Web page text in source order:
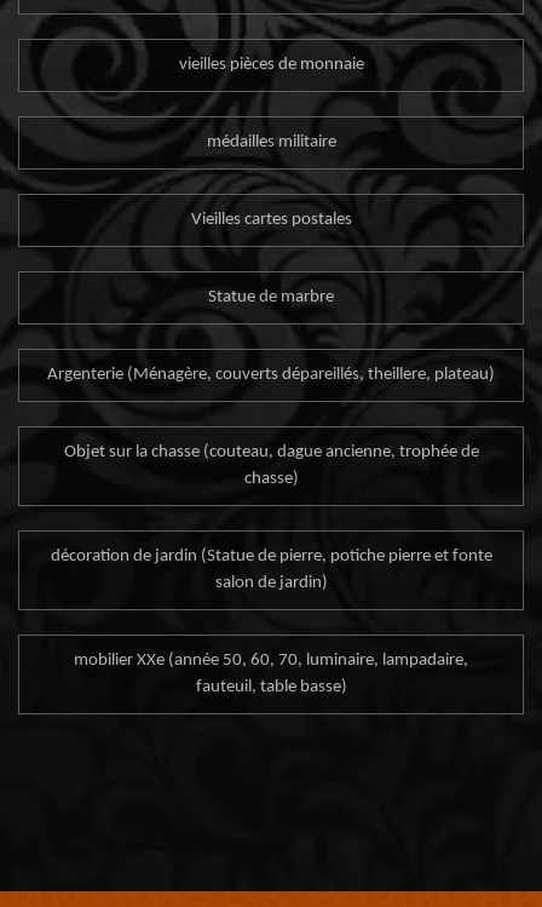
vieilles pièces de monnaie
médailles militaire
Vieilles cartes postales
Statue de marbre
Argenterie (Ménagère, couverts dépareillés, theillere, plateau)
Objet sur la chasse (couteau, dague ancienne, trophée de
chasse)
décoration de jardin (Statue de pierre, potiche pierre et fonte
salon de jardin)
mobilier XXe (année 50, 60, 70, luminaire, lampadaire,
fauteuil, table basse)